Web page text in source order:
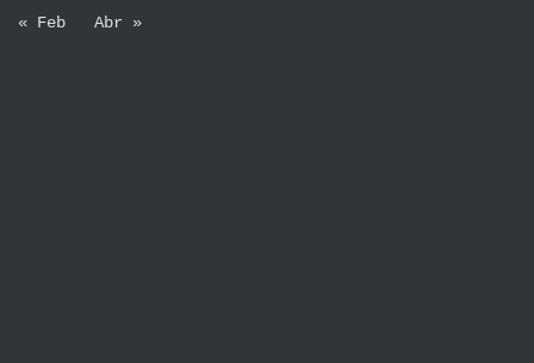
« Feb
Abr »